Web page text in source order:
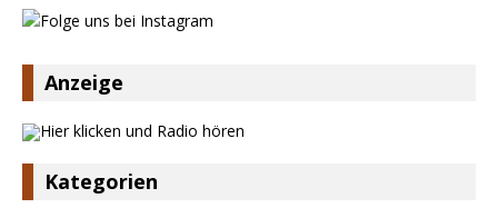
Anzeige
Kategorien